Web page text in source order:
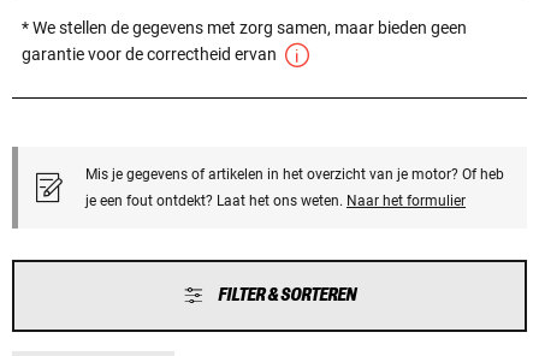
* We stellen de gegevens met zorg samen, maar bieden geen
garantie voor de correctheid ervan
Mis je gegevens of artikelen in het overzicht van je motor? Of heb
je een fout ontdekt? Laat het ons weten. Naar het formulier
FILTER & SORTEREN